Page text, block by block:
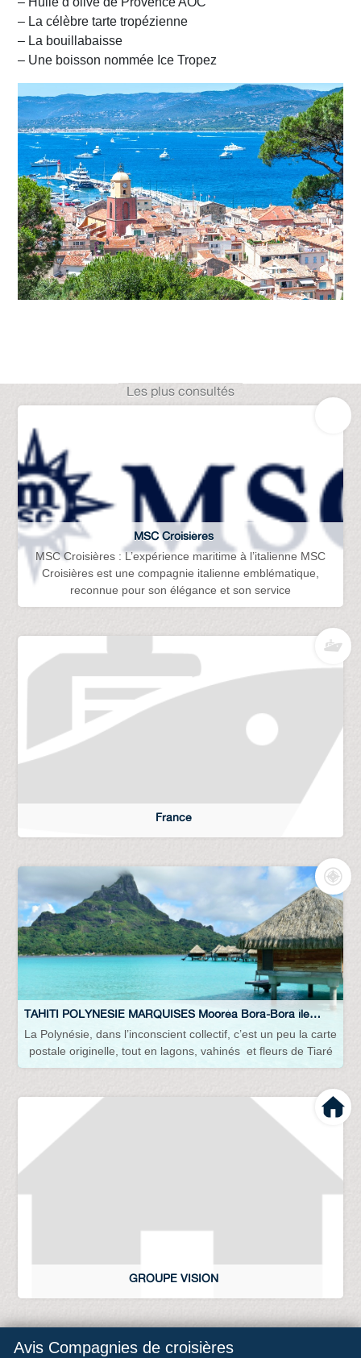
– La célèbre tarte tropézienne
– La bouillabaisse
– Une boisson nommée Ice Tropez
Les plus consultés
MSC Croisières
MSC Croisières : L’expérience maritime à l’italienne MSC
Croisières est une compagnie italienne emblématique,
reconnue pour son élégance et son service
France
TAHITI POLYNESIE MARQUISES Mooréa Bora-Bora îles Cook...
La Polynésie, dans l’inconscient collectif, c’est un peu la carte
postale originelle, tout en lagons, vahinés et fleurs de Tiaré
GROUPE VISION
Avis Compagnies de croisières